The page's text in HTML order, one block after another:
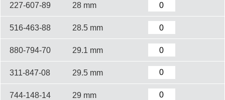
227-607-89 28 mm
516-463-88 28.5 mm
880-794-70 29.1 mm
311-847-08 29.5 mm
744-148-14 29 mm